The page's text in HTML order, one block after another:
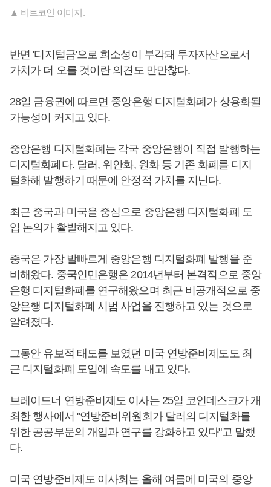
▲ 비트코인 이미지.
반면 '디지털금'으로 희소성이 부각돼 투자자산으로서
가치가 더 오를 것이란 의견도 만만찮다.
28일 금융권에 따르면 중앙은행 디지털화폐가 상용화될
가능성이 커지고 있다.
중앙은행 디지털화폐는 각국 중앙은행이 직접 발행하는
디지털화폐다. 달러, 위안화, 원화 등 기존 화폐를 디지
털화해 발행하기 때문에 안정적 가치를 지닌다.
최근 중국과 미국을 중심으로 중앙은행 디지털화폐 도
입 논의가 활발해지고 있다.
중국은 가장 발빠르게 중앙은행 디지털화폐 발행을 준
비해왔다. 중국인민은행은 2014년부터 본격적으로 중앙
은행 디지털화폐를 연구해왔으며 최근 비공개적으로 중
앙은행 디지털화폐 시범 사업을 진행하고 있는 것으로
알려졌다.
그동안 유보적 태도를 보였던 미국 연방준비제도도 최
근 디지털화폐 도입에 속도를 내고 있다.
브레이드너 연방준비제도 이사는 25일 코인데스크가 개
최한 행사에서 "연방준비위원회가 달러의 디지털화를
위한 공공부문의 개입과 연구를 강화하고 있다"고 말했
다.
미국 연방준비제도 이사회는 올해 여름에 미국의 중앙